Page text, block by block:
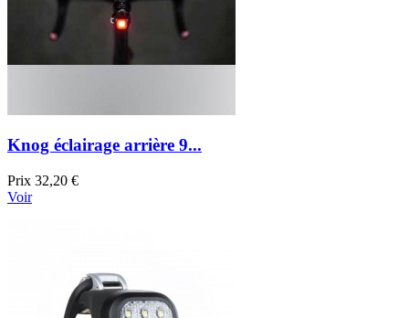
Knog éclairage arrière 9...
Prix 32,20 €
Voir